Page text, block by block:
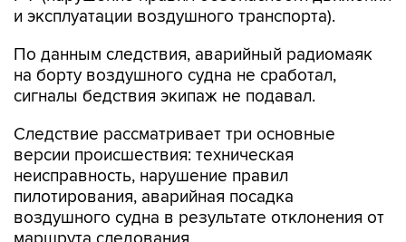
и эксплуатации воздушного транспорта).
По данным следствия, аварийный радиомаяк
на борту воздушного судна не сработал,
сигналы бедствия экипаж не подавал.
Следствие рассматривает три основные
версии происшествия: техническая
неисправность, нарушение правил
пилотирования, аварийная посадка
воздушного судна в результате отклонения от